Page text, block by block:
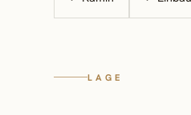
und 2 weiteren
LAGE